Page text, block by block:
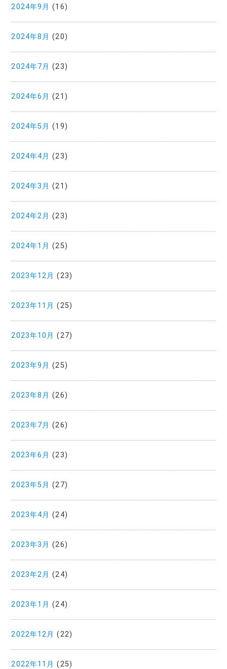
2024年9月 (16)
2024年8月 (20)
2024年7月 (23)
2024年6月 (21)
2024年5月 (19)
2024年4月 (23)
2024年3月 (21)
2024年2月 (23)
2024年1月 (25)
2023年12月 (23)
2023年11月 (25)
2023年10月 (27)
2023年9月 (25)
2023年8月 (26)
2023年7月 (26)
2023年6月 (23)
2023年5月 (27)
2023年4月 (24)
2023年3月 (26)
2023年2月 (24)
2023年1月 (24)
2022年12月 (22)
2022年11月 (25)